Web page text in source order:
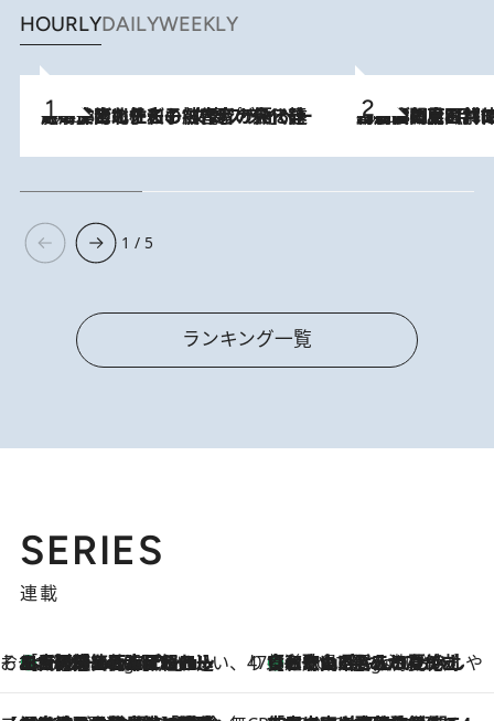
HOURLYDAILYWEEKLY
2026.8.3
《「文士の子ども被害者の会」発足！》阿川佐和子（72）が語る遠藤周作に北杜夫、劇作家・矢代静一の子どもたちの“文豪プライベート事件簿” 2026.8.8
「最後に見られてよかった」上野動物園の東園パンダ舎が解体前に特別公開。8月16日まで延長されたパネル展と共に辿る“半世紀”のパンダ飼育《解体工事の図面あり》
1 / 5
ランキング一覧
SERIES
連載
そおだよおこの関西おいしい、おやつ紀行
3 Hours Ago
［大阪府箕面市］一皿一皿目の前で仕上げられる、料理を巧みに組み込んだアシェットデセールコース「ミチル アシェット デセール（Michiru assiette dessert）」 47都道府県の手みやげ ひんやりスイーツで夏を満喫
3 Hours Ago
【和歌山県】この夏絶対食べたい 冷やしておいしいおやつ3選 みかんがごろっと丸ごと入ったジュレ